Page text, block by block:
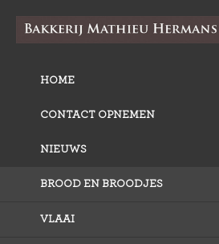
HOME
CONTACT OPNEMEN
NIEUWS
BROOD EN BROODJES
VLAAI